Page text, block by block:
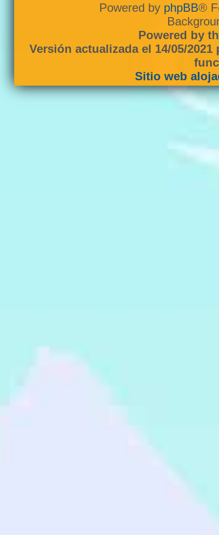
Powered by phpBB®
Powered by
Versión actualizada el 14/05/
Sitio web